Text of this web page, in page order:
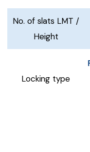
No. of slats LMT /
Height
Locking type